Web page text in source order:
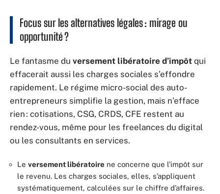
Focus sur les alternatives légales : mirage ou
opportunité ?
Le fantasme du versement libératoire d’impôt qui
effacerait aussi les charges sociales s’effondre
rapidement. Le régime micro-social des auto-
entrepreneurs simplifie la gestion, mais n’efface
rien : cotisations, CSG, CRDS, CFE restent au
rendez-vous, même pour les freelances du digital
ou les consultants en services.
Le versement libératoire ne concerne que l’impôt sur
le revenu. Les charges sociales, elles, s’appliquent
systématiquement, calculées sur le chiffre d’affaires.